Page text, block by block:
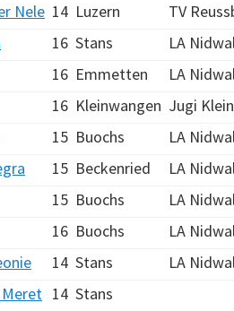
Nele 14 Luzern TV
16 Stans LA
16 Emmetten LA
16 Kleinwangen Jugi
15 Buochs LA
15 Beckenried LA
15 Buochs LA
16 Buochs LA
14 Stans LA
14 Stans